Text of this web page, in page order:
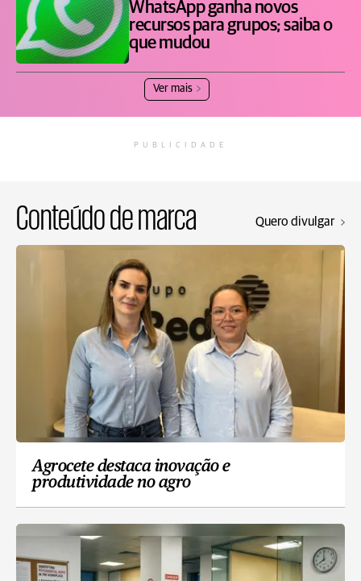
WhatsApp ganha novos
recursos para grupos; saiba o
que mudou
Ver mais
PUBLICIDADE
Conteúdo de marca Quero divulgar
Agrocete destaca inovação e
produtividade no agro